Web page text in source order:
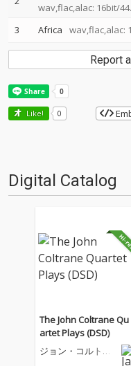
wav,flac,alac: 16bit/
3 Africa wav,flac,alac:
Report
Like! 0
Digital Catalog
The John Coltrane Qu
artet Plays (DSD)
ジョン・コルトレ